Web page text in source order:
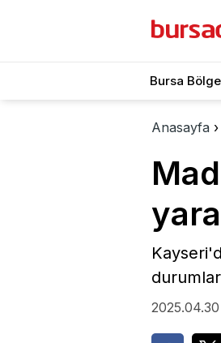
Bursa Bölge
Anasayfa ›